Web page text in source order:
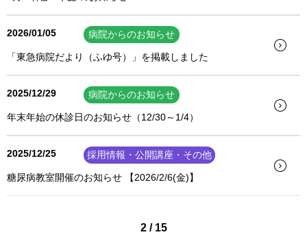
2026/01/05 病院からのお知らせ
「東急病院だより（ふゆ号）」を掲載しました
2025/12/29 病院からのお知らせ
年末年始の休診日のお知らせ（12/30～1/4）
2025/12/25 採用情報・公開講座・その他
糖尿病教室開催のお知らせ 【2026/2/6(金)】
2 / 15